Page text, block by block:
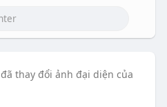
đã thay đổi ảnh đại diện của